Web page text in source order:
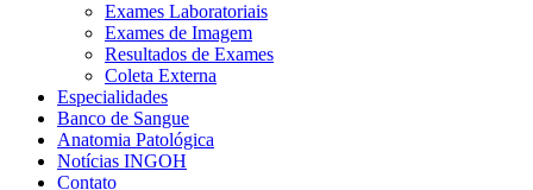
Exames Laboratoriais
Exames de Imagem
Resultados de Exames
Coleta Externa
Especialidades
Banco de Sangue
Anatomia Patológica
Notícias INGOH
Contato